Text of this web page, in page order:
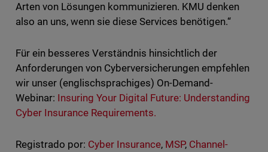
Arten von Lösungen kommunizieren. KMU denken
also an uns, wenn sie diese Services benötigen.“
Für ein besseres Verständnis hinsichtlich der
Anforderungen von Cyberversicherungen empfehlen
wir unser (englischsprachiges) On-Demand-
Webinar: Insuring Your Digital Future: Understanding
Cyber Insurance Requirements.
Registrado por: Cyber Insurance, MSP, Channel-